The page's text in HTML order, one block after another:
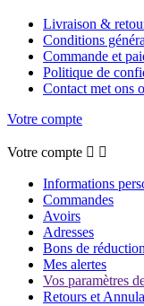
Livraison &
Conditions
Commande et
Politique de
Contact met ons
Votre compte
Votre compte  
Informations
Commandes
Avoirs
Adresses
Bons de réduction
Mes alertes
Vos paramètres
Retours et